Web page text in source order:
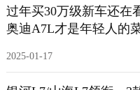
过年买30万级新车还在
奥迪A7L才是年轻人的
2025-01-17